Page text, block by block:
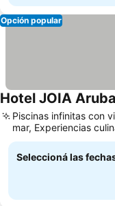
Opción popular
Hotel JOIA
Piscinas infinitas con
mar, Experiencias
variadas
Seleccioná las